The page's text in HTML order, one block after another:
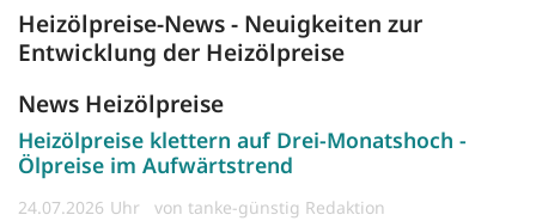
Heizölpreise-News - Neuigkeiten zur
Entwicklung der Heizölpreise
News Heizölpreise
Heizölpreise klettern auf Drei-Monatshoch -
Ölpreise im Aufwärtstrend
24.07.2026 von tanke-günstig Redaktion